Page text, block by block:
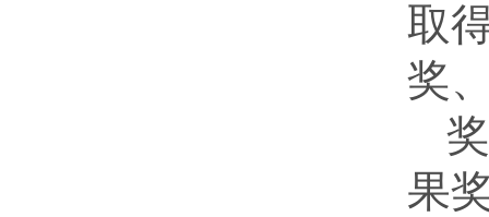
取
奖
果